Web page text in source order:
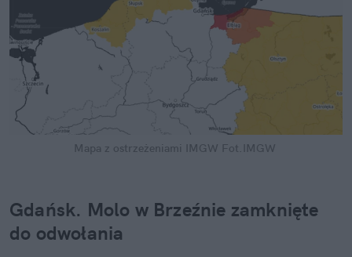
Mapa z ostrzeżeniami IMGW Fot.IMGW
Gdańsk. Molo w Brzeźnie zamknięte
do odwołania